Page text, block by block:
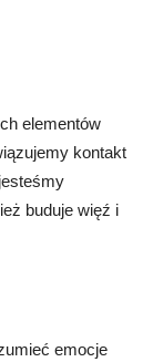
elementów
kontakt
buduje więź i
emocje